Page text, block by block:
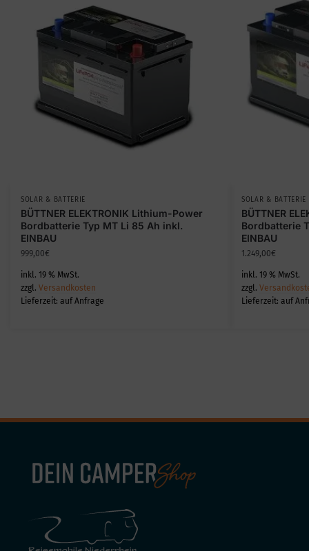
SOLAR & BATTERIE
BÜTTNER ELEKTRONIK Lithium-Power
Bordbatterie Typ MT Li 85 Ah inkl.
EINBAU
999,00€
inkl. 19 % MwSt.
zzgl. Versandkosten
Lieferzeit: auf Anfrage
SOLAR & BATTERIE
BÜTTNER
Bordbatterie
EINBAU
1.249,00€
inkl. 19 % MwSt.
zzgl.
Lieferzeit: auf